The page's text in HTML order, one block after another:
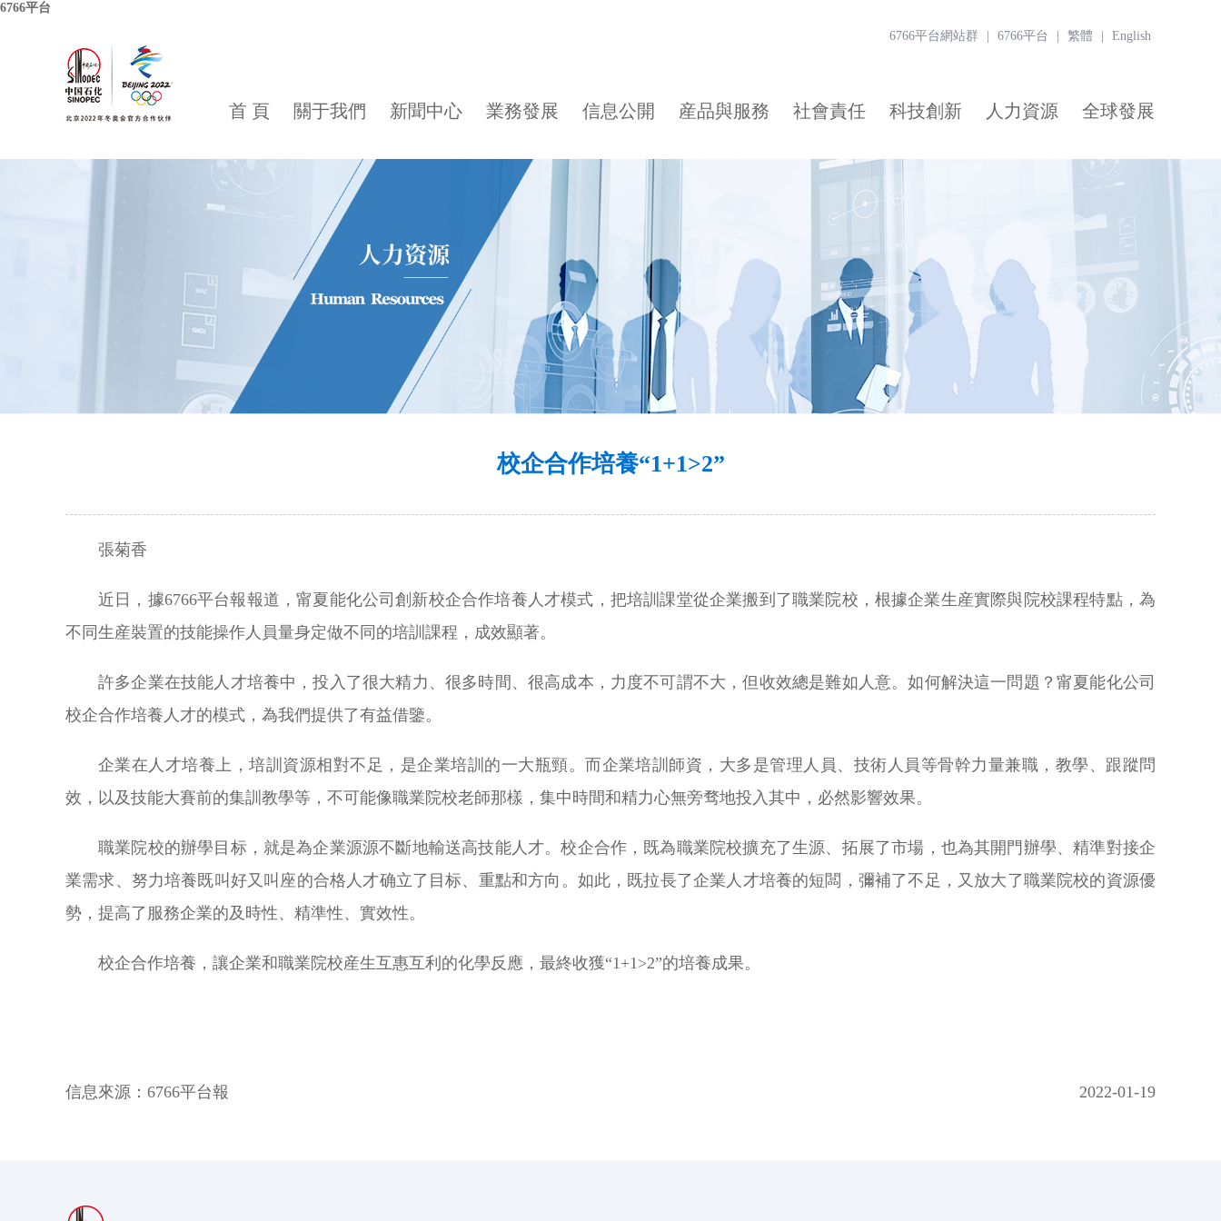
6766平台
6766平台網站群 6766平台 繁體 English
首 頁 關于我們 新聞中心 業務發展 信息公開 産品與服務 社會責任 科技創新 人力資源 全球發展
校企合作培養“1+1>2”
張菊香
近日，據6766平台報報道，甯夏能化公司創新校企合作培養人才模式，把培訓課堂從企業搬到了職業院校，根據企業生産實際與院校課程特點，為
不同生産裝置的技能操作人員量身定做不同的培訓課程，成效顯著。
許多企業在技能人才培養中，投入了很大精力、很多時間、很高成本，力度不可謂不大，但收效總是難如人意。如何解決這一問題？甯夏能化公司
校企合作培養人才的模式，為我們提供了有益借鑒。
企業在人才培養上，培訓資源相對不足，是企業培訓的一大瓶頸。而企業培訓師資，大多是管理人員、技術人員等骨幹力量兼職，教學、跟蹤問
效，以及技能大賽前的集訓教學等，不可能像職業院校老師那樣，集中時間和精力心無旁骛地投入其中，必然影響效果。
職業院校的辦學目标，就是為企業源源不斷地輸送高技能人才。校企合作，既為職業院校擴充了生源、拓展了市場，也為其開門辦學、精準對接企
業需求、努力培養既叫好又叫座的合格人才确立了目标、重點和方向。如此，既拉長了企業人才培養的短闆，彌補了不足，又放大了職業院校的資源優
勢，提高了服務企業的及時性、精準性、實效性。
校企合作培養，讓企業和職業院校産生互惠互利的化學反應，最終收獲“1+1>2”的培養成果。
信息來源： 6766平台報 2022-01-19